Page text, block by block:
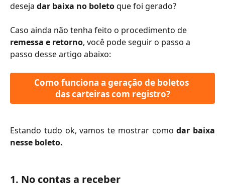
deseja dar baixa no boletoque foi gerado?
Caso ainda não tenha feito o procedimento de
remessa e retorno, você pode seguir o passo a
passo desse artigo abaixo:
Como funciona a geração de boletos
das carteiras com registro?
Estando tudo ok, vamos te mostrar comodar baixa
nesse boleto.
1. No contas a receber